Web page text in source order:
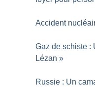
Accident
Gaz de schiste :
Lézan »
Russie : Un